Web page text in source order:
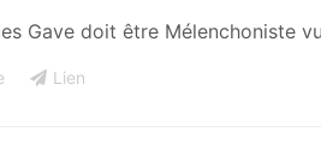
Gave doit être Mélenchoniste
Lien